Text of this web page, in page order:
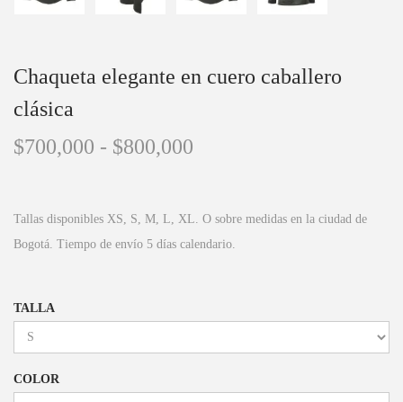
Chaqueta elegante en cuero caballero
clásica
$700,000 - $800,000
Tallas disponibles XS, S, M, L, XL. O sobre medidas en la ciudad de
Bogotá. Tiempo de envío 5 días calendario.
TALLA
COLOR